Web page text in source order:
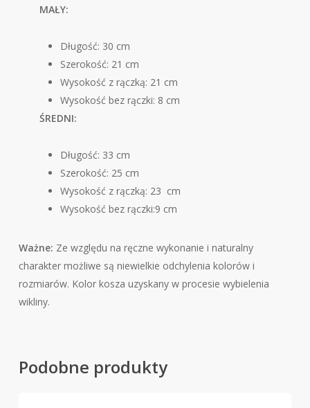
MAŁY:
Długość: 30 cm
Szerokość: 21 cm
Wysokość z rączką: 21 cm
Wysokość bez rączki: 8 cm
ŚREDNI:
Długość: 33 cm
Szerokość: 25 cm
Wysokość z rączką: 23 cm
Wysokość bez rączki:9 cm
Ważne: Ze względu na ręczne wykonanie i naturalny
charakter możliwe są niewielkie odchylenia kolorów i
rozmiarów. Kolor kosza uzyskany w procesie wybielenia
wikliny.
Podobne produkty